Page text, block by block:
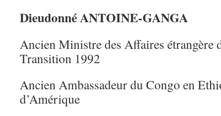
Dieudonné ANTOINE-GANGA
Ancien Ministre des Affaires étrangère
Transition 1992
Ancien Ambassadeur du Congo en
d’Amérique